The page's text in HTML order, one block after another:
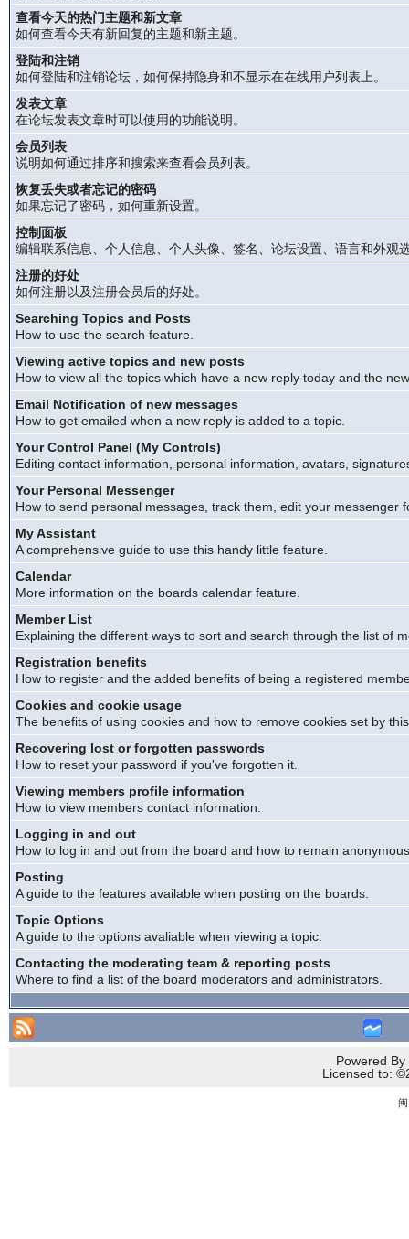
查看今天的热门主题和新文章
如何查看今天有新回复的主题和新主题。
登陆和注销
如何登陆和注销论坛，如何保持隐身和不显示在在线用户列表上。
发表文章
在论坛发表文章时可以使用的功能说明。
会员列表
说明如何通过排序和搜索来查看会员列表。
恢复丢失或者忘记的密码
如果忘记了密码，如何重新设置。
控制面板
编辑联系信息、个人信息、个人头像、签名、论坛设置、语言和外观
注册的好处
如何注册以及注册会员后的好处。
Searching Topics and Posts
How to use the search feature.
Viewing active topics and new posts
How to view all the topics which have a new reply today and the
Email Notification of new messages
How to get emailed when a new reply is added to a topic.
Your Control Panel (My Controls)
Editing contact information, personal information, avatars,
Your Personal Messenger
How to send personal messages, track them, edit your messenger
My Assistant
A comprehensive guide to use this handy little feature.
Calendar
More information on the boards calendar feature.
Member List
Explaining the different ways to sort and search through the list of
Registration benefits
How to register and the added benefits of being a registered
Cookies and cookie usage
The benefits of using cookies and how to remove cookies set by
Recovering lost or forgotten passwords
How to reset your password if you've forgotten it.
Viewing members profile information
How to view members contact information.
Logging in and out
How to log in and out from the board and how to remain
Posting
A guide to the features available when posting on the boards.
Topic Options
A guide to the options avaliable when viewing a topic.
Contacting the moderating team & reporting posts
Where to find a list of the board moderators and administrators.
Powered
Licensed to: